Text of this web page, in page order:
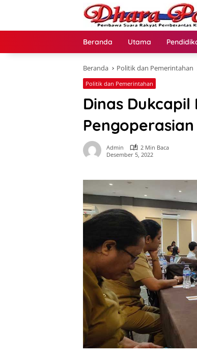
Beranda Utama
Beranda Politik dan Pemerintahan
Politik dan Pemerintahan
Dinas
Admin
2 Min Baca
Desember 5, 2022